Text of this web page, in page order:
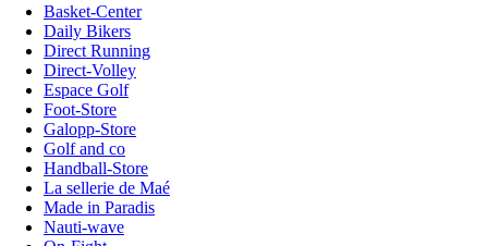
Basket-Center
Daily Bikers
Direct Running
Direct-Volley
Espace Golf
Foot-Store
Galopp-Store
Golf and co
Handball-Store
La sellerie de Maé
Made in Paradis
Nauti-wave